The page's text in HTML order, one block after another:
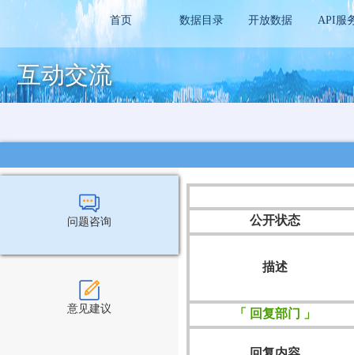
首页 数据目录 开放数据 API服
互动交流
问题咨询
意见建议
公开状态
描述
「 回复部门 」